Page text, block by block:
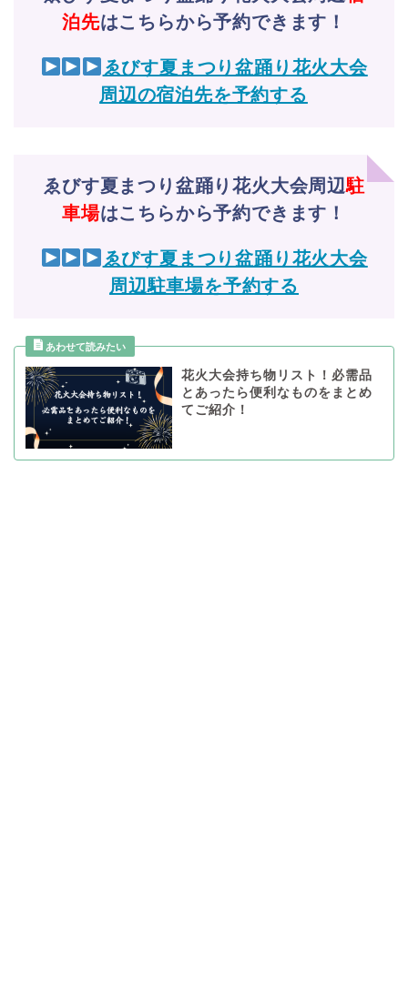
泊先はこちらから予約できます！
ゑびす夏まつり盆踊り花火大会
周辺の宿泊先を予約する
ゑびす夏まつり盆踊り花火大会周辺駐
車場はこちらから予約できます！
ゑびす夏まつり盆踊り花火大会
周辺駐車場を予約する
花火大会持ち物リスト！必需品
とあったら便利なものをまとめ
てご紹介！